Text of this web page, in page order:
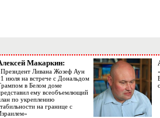
Макаркин:
Ливана Жозеф Аун
июля на встрече с Дональдом
в Белом доме
ему всеобъемлющий
по укреплению
на границе с